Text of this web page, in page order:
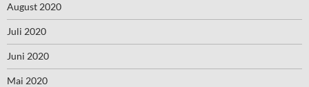
August 2020
Juli 2020
Juni 2020
Mai 2020